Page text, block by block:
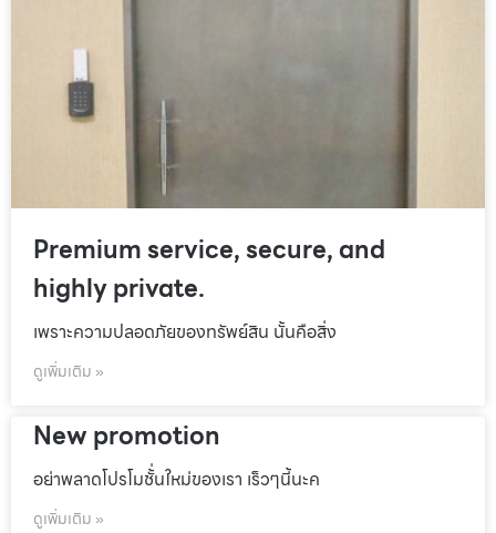
Premium service, secure, and
highly private.
เพราะความปลอดภัยของทรัพย์สิน นั้นคือสิ่ง
ดูเพิ่มเติม »
New promotion
อย่าพลาดโปรโมชั้่นใหม่ของเรา เร็วๆนี้นะค
ดูเพิ่มเติม »